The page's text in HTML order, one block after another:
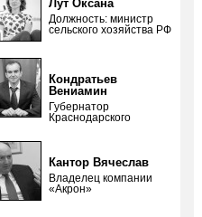
Лут Оксана
Должность: министр
сельского хозяйства РФ
Кондратьев
Вениамин
Губернатор
Краснодарского
Кантор Вячеслав
Владелец компании
«Акрон»